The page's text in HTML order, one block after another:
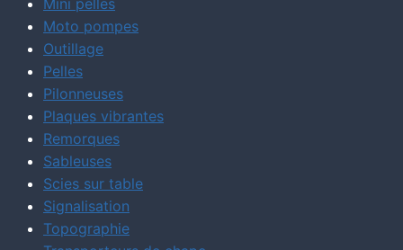
Mini pelles
Moto pompes
Outillage
Pelles
Pilonneuses
Plaques vibrantes
Remorques
Sableuses
Scies sur table
Signalisation
Topographie